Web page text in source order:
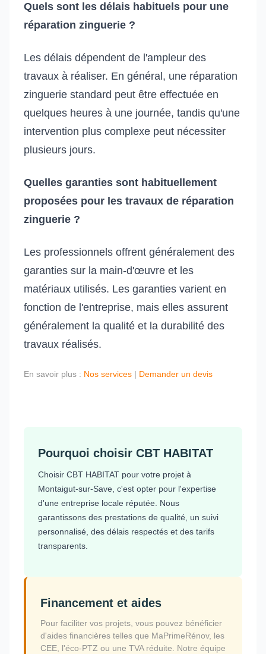
Quels sont les délais habituels pour une
réparation zinguerie ?
Les délais dépendent de l'ampleur des
travaux à réaliser. En général, une réparation
zinguerie standard peut être effectuée en
quelques heures à une journée, tandis qu'une
intervention plus complexe peut nécessiter
plusieurs jours.
Quelles garanties sont habituellement
proposées pour les travaux de réparation
zinguerie ?
Les professionnels offrent généralement des
garanties sur la main-d'œuvre et les
matériaux utilisés. Les garanties varient en
fonction de l'entreprise, mais elles assurent
généralement la qualité et la durabilité des
travaux réalisés.
En savoir plus : Nos services | Demander un devis
Pourquoi choisir CBT HABITAT
Choisir CBT HABITAT pour votre projet à
Montaigut-sur-Save, c'est opter pour l'expertise
d'une entreprise locale réputée. Nous
garantissons des prestations de qualité, un suivi
personnalisé, des délais respectés et des tarifs
transparents.
Financement et aides
Pour faciliter vos projets, vous pouvez bénéficier
d'aides financières telles que MaPrimeRénov, les
CEE, l'éco-PTZ ou une TVA réduite. Notre équipe